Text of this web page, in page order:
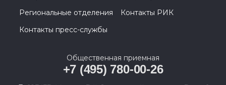
Региональные отделения
Контакты РИК
Контакты пресс-службы
Общественная приемная
+7 (495) 780-00-26